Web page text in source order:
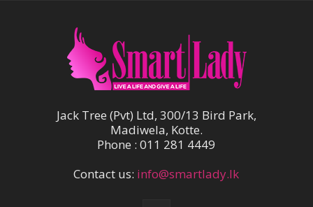
Jack Tree (Pvt) Ltd, 300/13 Bird Park,
Madiwela, Kotte.
Phone : 011 281 4449
Contact us: info@smartlady.lk